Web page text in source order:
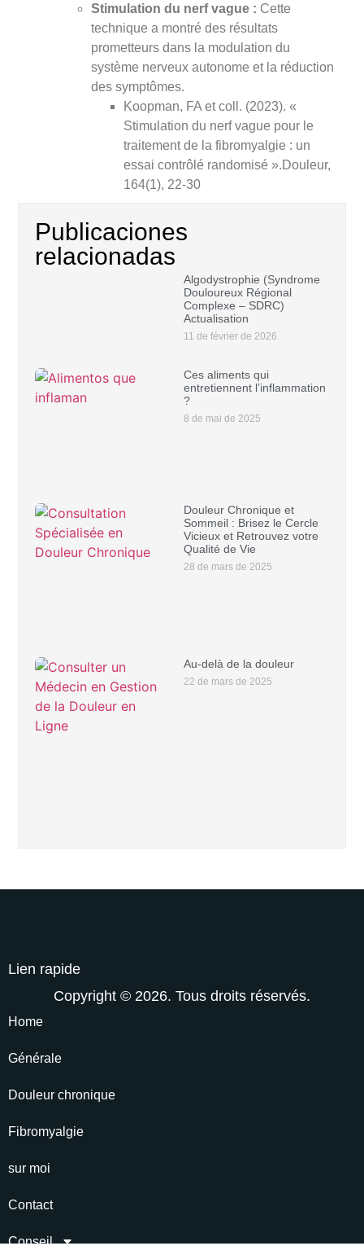
Stimulation du nerf vague : Cette
technique a montré des résultats
prometteurs dans la modulation du
système nerveux autonome et la réduction
des symptômes.
Koopman, FA et coll. (2023). «
Stimulation du nerf vague pour le
traitement de la fibromyalgie : un
essai contrôlé randomisé ».Douleur,
164(1), 22-30
Publicaciones
relacionadas
Algodystrophie (Syndrome
Douloureux Régional
Complexe – SDRC)
Actualisation
11 de février de 2026
Ces aliments qui
entretiennent l’inflammation
?
8 de mai de 2025
Douleur Chronique et
Sommeil : Brisez le Cercle
Vicieux et Retrouvez votre
Qualité de Vie
28 de mars de 2025
Au-delà de la douleur
22 de mars de 2025
Lien rapide
Copyright © 2026. Tous droits réservés.
Home
Générale
Douleur chronique
Fibromyalgie
sur moi
Contact
Conseil